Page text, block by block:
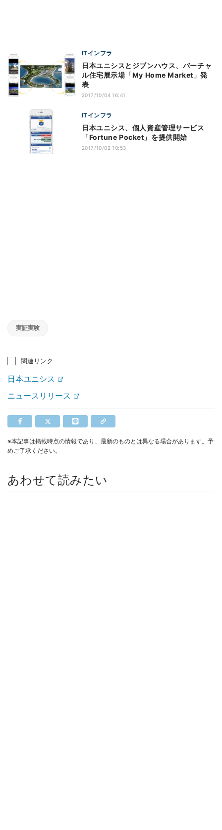
ITインフラ
日本ユニシスとジブンハウス、バーチャ
ル住宅展示場「My Home Market」発
表
2017/10/04 16:41
ITインフラ
日本ユニシス、個人資産管理サービス
「Fortune Pocket」を提供開始
2017/10/02 10:53
実証実験
関連リンク
日本ユニシス
ニュースリリース
※本記事は掲載時点の情報であり、最新のものとは異なる場合があります。予
めご了承ください。
あわせて読みたい